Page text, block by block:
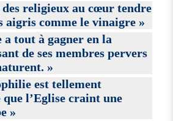
religieux au cœur tendre
aigris comme le vinaigre »
a tout à gagner en la
de ses membres pervers
»
est tellement
que l’Eglise craint une
»